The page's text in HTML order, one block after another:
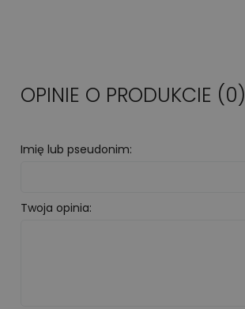
OPINIE O PRODUKCIE (0)
Imię lub pseudonim:
Twoja opinia: